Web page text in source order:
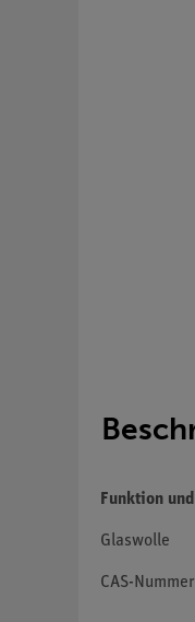
Funktion
Glaswolle
CAS-